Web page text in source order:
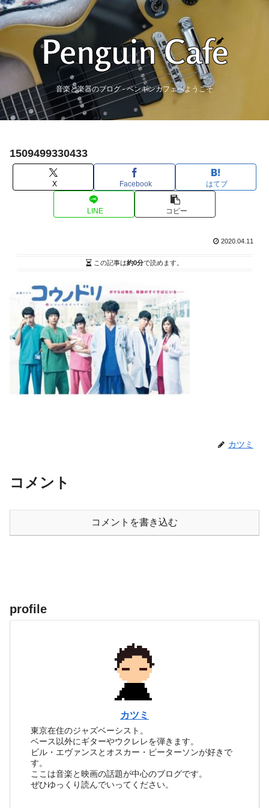
音楽と楽器のブログ - ペンギンカフェへようこそ
1509499330433
X Facebook はてブ
LINE コピー
2020.04.11
この記事は約0分で読めます。
カツミ
コメント
コメントを書き込む
profile
カツミ
東京在住のジャズベーシスト。
ベース以外にギターやウクレレを弾きます。
ビル・エヴァンスとオスカー・ピーターソンが好きで
す。
ここは音楽と映画の話題が中心のブログです。
ぜひゆっくり読んでいってください。